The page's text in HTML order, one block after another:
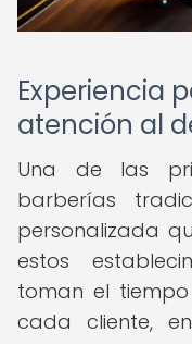
Experiencia
atención al
Una de las
barberías
personalizada
estos
toman el
cada cliente,